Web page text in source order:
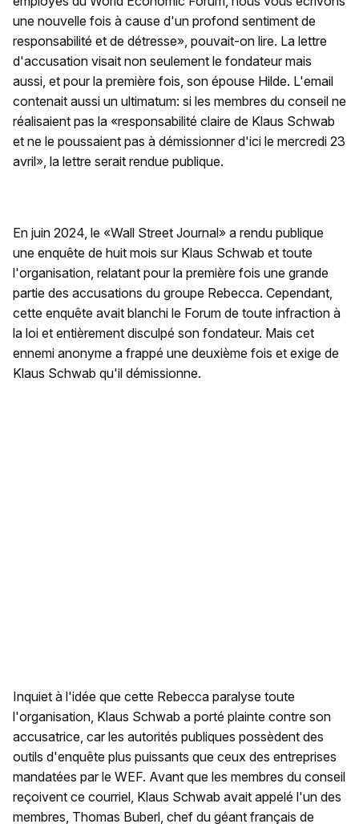
une nouvelle fois à cause d'un profond sentiment de
responsabilité et de détresse», pouvait-on lire. La lettre
d'accusation visait non seulement le fondateur mais
aussi, et pour la première fois, son épouse Hilde. L'email
contenait aussi un ultimatum: si les membres du conseil ne
réalisaient pas la «responsabilité claire de Klaus Schwab
et ne le poussaient pas à démissionner d'ici le mercredi 23
avril», la lettre serait rendue publique.
En juin 2024, le «Wall Street Journal» a rendu publique
une enquête de huit mois sur Klaus Schwab et toute
l'organisation, relatant pour la première fois une grande
partie des accusations du groupe Rebecca. Cependant,
cette enquête avait blanchi le Forum de toute infraction à
la loi et entièrement disculpé son fondateur. Mais cet
ennemi anonyme a frappé une deuxième fois et exige de
Klaus Schwab qu'il démissionne.
Inquiet à l'idée que cette Rebecca paralyse toute
l'organisation, Klaus Schwab a porté plainte contre son
accusatrice, car les autorités publiques possèdent des
outils d'enquête plus puissants que ceux des entreprises
mandatées par le WEF. Avant que les membres du conseil
reçoivent ce courriel, Klaus Schwab avait appelé l'un des
membres, Thomas Buberl, chef du géant français de